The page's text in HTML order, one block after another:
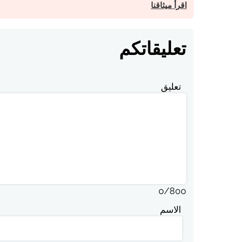
اقرأ ميثاقنا
تعليقاتكم
تعليق
0/800
الاسم